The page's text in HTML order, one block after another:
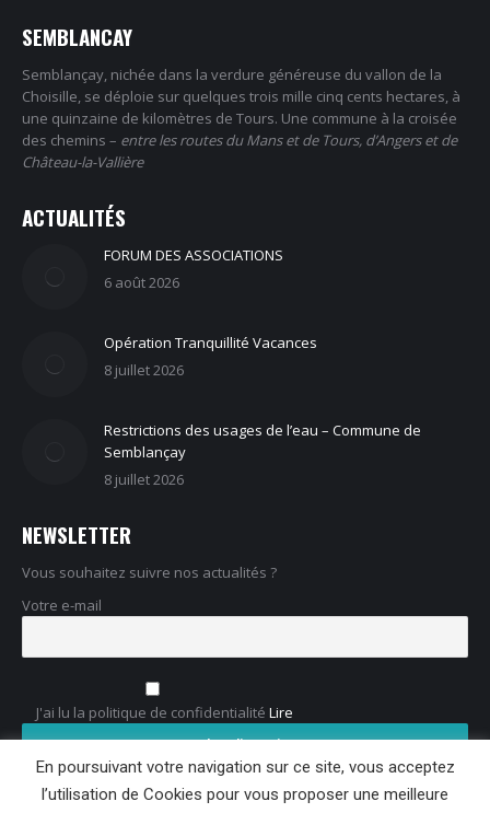
SEMBLANCAY
Semblançay, nichée dans la verdure généreuse du vallon de la
Choisille, se déploie sur quelques trois mille cinq cents hectares, à
une quinzaine de kilomètres de Tours. Une commune à la croisée
des chemins – entre les routes du Mans et de Tours, d’Angers et de
Château-la-Vallière
ACTUALITÉS
FORUM DES ASSOCIATIONS
6 août 2026
Opération Tranquillité Vacances
8 juillet 2026
Restrictions des usages de l’eau – Commune de
Semblançay
8 juillet 2026
NEWSLETTER
Vous souhaitez suivre nos actualités ?
Votre e-mail
J'ai lu la politique de confidentialité Lire
En poursuivant votre navigation sur ce site, vous acceptez
l’utilisation de Cookies pour vous proposer une meilleure